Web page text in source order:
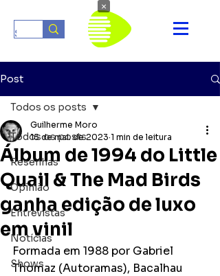
Post
Todos os posts
Resenhas
Opinião
Entrevistas
Notícias
Shows
Todos os posts
Álbum de 1994 do Little
Quail & The Mad Birds
ganha edição de luxo
em vinil
Guilherme Moro
15 de mai. de 2023 1 min de leitura
Formada em 1988 por Gabriel
Thomaz (Autoramas), Bacalhau
×